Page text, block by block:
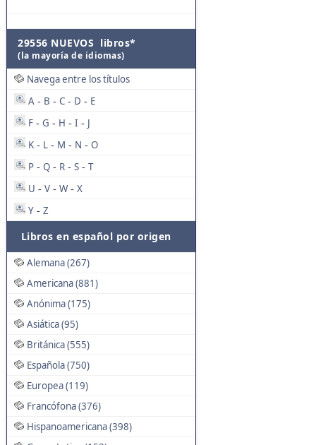
29556 NUEVOS libros*
(la mayoría de idiomas)
Navega entre los títulos
A - B - C - D - E
F - G - H - I - J
K - L - M - N - O
P - Q - R - S - T
U - V - W - X
Y - Z
Libros en español por origen
Alemana (267)
Americana (881)
Anónima (175)
Asiática (95)
Británica (555)
Española (750)
Europea (119)
Francófona (376)
Hispanoamericana (398)